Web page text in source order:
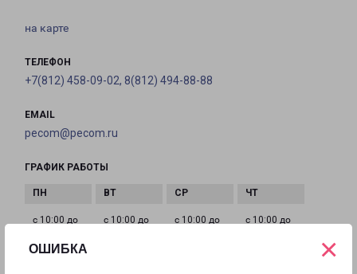
ОШИБКА ×
на карте
ТЕЛЕФОН
+7(812) 458-09-02, 8(812) 494-88-88
EMAIL
pecom@pecom.ru
ГРАФИК РАБОТЫ
с 10:00 до
с 10:00 до
с 10:00 до
с 10:00 до